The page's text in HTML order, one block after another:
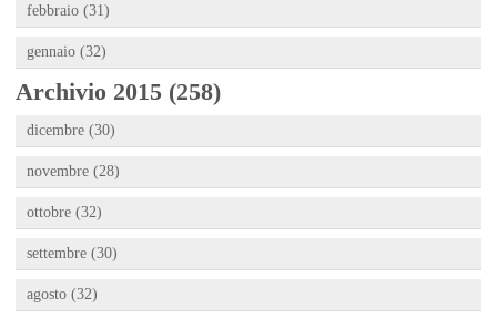
febbraio (31)
gennaio (32)
Archivio 2015 (258)
dicembre (30)
novembre (28)
ottobre (32)
settembre (30)
agosto (32)